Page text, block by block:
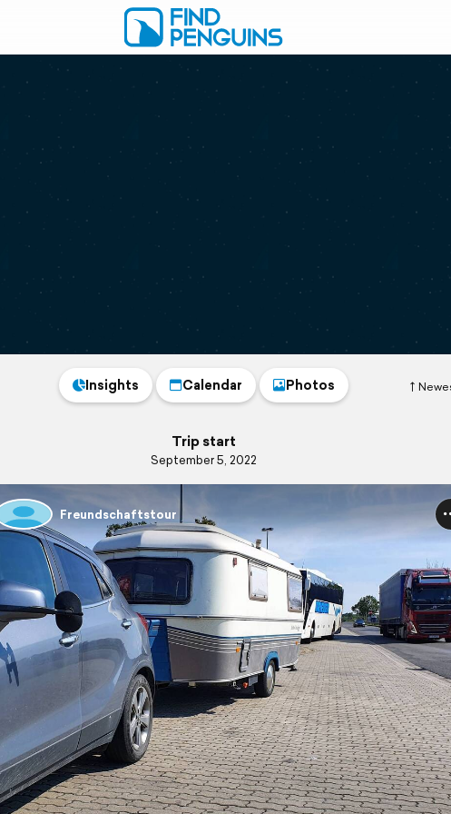
Insights Calendar Photos
Trip start
September 5, 2022
Freundschaftstour